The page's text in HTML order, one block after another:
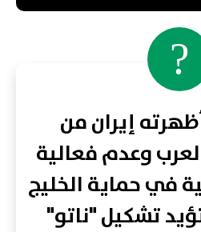
?
إيران من
وعدم فعالية
في حماية الخليج
تشكيل "ناتو"